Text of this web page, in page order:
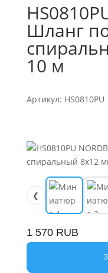
Шланг
10 м
Артикул: HS0810PU
❮
1 570 RUB